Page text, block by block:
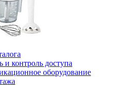
и контроль доступа
оборудование